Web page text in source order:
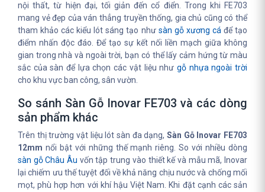
nội thất, từ hiện đại, tối giản đến cổ điển. Trong khi FE703
mang vẻ đẹp của ván thẳng truyền thống, gia chủ cũng có thể
tham khảo các kiểu lót sáng tạo như sàn gỗ xương cá để tạo
điểm nhấn độc đáo. Để tạo sự kết nối liền mạch giữa không
gian trong nhà và ngoài trời, bạn có thể lấy cảm hứng từ màu
sắc của sàn để lựa chọn các vật liệu như gỗ nhựa ngoài trời
cho khu vực ban công, sân vườn.
So sánh Sàn Gỗ Inovar FE703 và các dòng
sản phẩm khác
Trên thị trường vật liệu lót sàn đa dạng, Sàn Gỗ Inovar FE703
12mm nổi bật với những thế mạnh riêng. So với nhiều dòng
sàn gỗ Châu Âu vốn tập trung vào thiết kế và mẫu mã, Inovar
lại chiếm ưu thế tuyệt đối về khả năng chịu nước và chống mối
mọt, phù hợp hơn với khí hậu Việt Nam. Khi đặt cạnh các sản